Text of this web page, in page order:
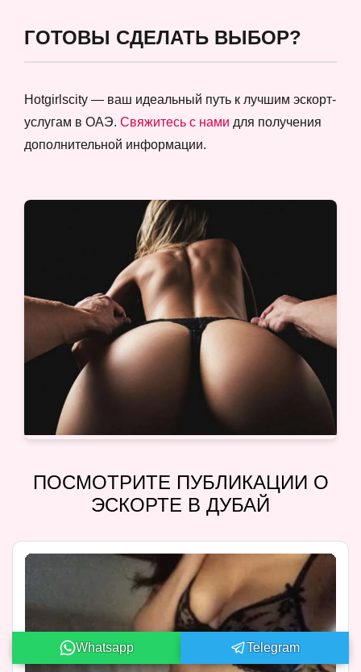
ГОТОВЫ СДЕЛАТЬ ВЫБОР?
Hotgirlscity — ваш идеальный путь к лучшим эскорт-
услугам в ОАЭ. Свяжитесь с нами для получения
дополнительной информации.
ПОСМОТРИТЕ ПУБЛИКАЦИИ О
ЭСКОРТЕ В ДУБАЙ
Whatsapp Telegram